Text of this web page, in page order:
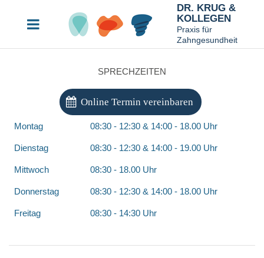
DR. KRUG &
KOLLEGEN
Praxis für
Zahngesundheit
SPRECHZEITEN
Online Termin vereinbaren
Montag 08:30 - 12:30 & 14:00 - 18.00 Uhr
Dienstag 08:30 - 12:30 & 14:00 - 19.00 Uhr
Mittwoch 08:30 - 18.00 Uhr
Donnerstag 08:30 - 12:30 & 14:00 - 18.00 Uhr
Freitag 08:30 - 14:30 Uhr